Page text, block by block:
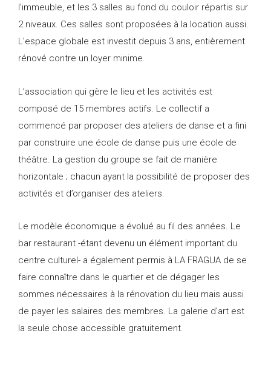
l’immeuble, et les 3 salles au fond du couloir répartis sur
2 niveaux. Ces salles sont proposées à la location aussi.
L’espace globale est investit depuis 3 ans, entièrement
rénové contre un loyer minime.
L’association qui gère le lieu et les activités est
composé de 15 membres actifs. Le collectif a
commencé par proposer des ateliers de danse et a fini
par construire une école de danse puis une école de
théâtre. La gestion du groupe se fait de manière
horizontale ; chacun ayant la possibilité de proposer des
activités et d’organiser des ateliers.
Le modèle économique a évolué au fil des années. Le
bar restaurant -étant devenu un élément important du
centre culturel- a également permis à LA FRAGUA de se
faire connaître dans le quartier et de dégager les
sommes nécessaires à la rénovation du lieu mais aussi
de payer les salaires des membres. La galerie d’art est
la seule chose accessible gratuitement.